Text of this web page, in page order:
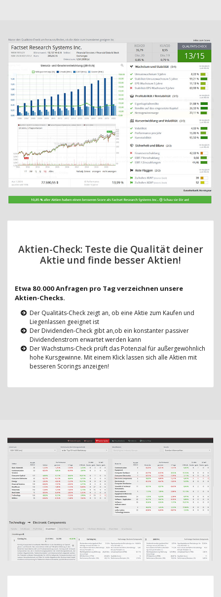
Aktien-Check: Teste die Qualität deiner
Aktie und finde besser Aktien!
Etwa 80.000 Anfragen pro Tag verzeichnen unsere
Aktien-Checks.
Der Qualitäts-Check zeigt an, ob eine Aktie zum Kaufen und
Liegenlassen geeignet ist
Der Dividenden-Check gibt an,ob ein konstanter passiver
Dividendenstrom erwartet werden kann
Der Wachstums-Check prüft das Potenzial für außergewöhnlich
hohe Kursgewinne. Mit einem Klick lassen sich alle Aktien mit
besseren Scorings anzeigen!